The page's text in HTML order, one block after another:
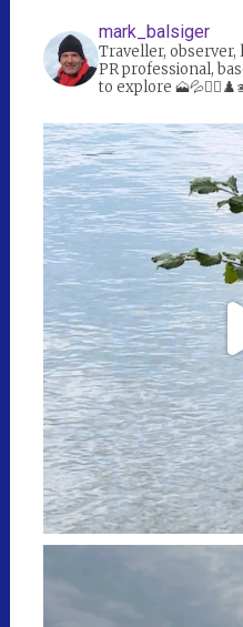
mark_balsiger
Traveller,
PR professional,
to explore